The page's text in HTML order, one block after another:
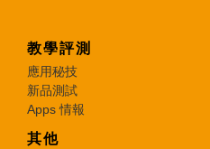
教學評測
應用秘技
新品測試
Apps 情報
其他